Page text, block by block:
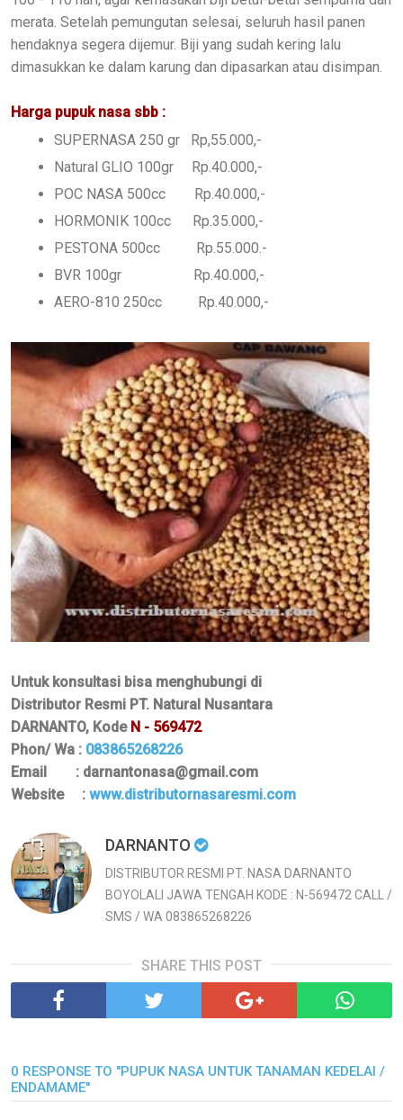
merata. Setelah pemungutan selesai, seluruh hasil panen
hendaknya segera dijemur. Biji yang sudah kering lalu
dimasukkan ke dalam karung dan dipasarkan atau disimpan.
Harga pupuk nasa sbb :
SUPERNASA 250 gr Rp,55.000,-
Natural GLIO 100gr Rp.40.000,-
POC NASA 500cc Rp.40.000,-
HORMONIK 100cc Rp.35.000,-
PESTONA 500cc Rp.55.000.-
BVR 100gr Rp.40.000,-
AERO-810 250cc Rp.40.000,-
Untuk konsultasi bisa menghubungi di
Distributor Resmi PT. Natural Nusantara
DARNANTO, Kode N - 569472
Phon/ Wa : 083865268226
Email : darnantonasa@gmail.com
Website : www.distributornasaresmi.com
DARNANTO
DISTRIBUTOR RESMI PT. NASA DARNANTO
BOYOLALI JAWA TENGAH KODE : N-569472 CALL /
SMS / WA 083865268226
SHARE THIS POST
0 RESPONSE TO "PUPUK NASA UNTUK TANAMAN KEDELAI /
ENDAMAME"